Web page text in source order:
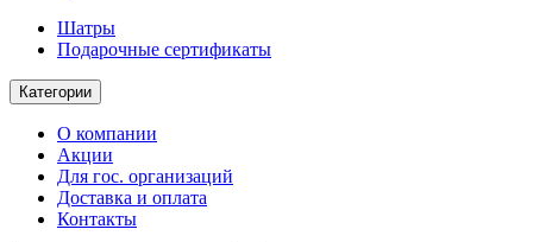
Шатры
Подарочные сертификаты
Категории
О компании
Акции
Для гос. организаций
Доставка и оплата
Контакты